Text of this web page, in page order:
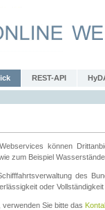
REST-API
können
zum Beispiel
des
oder
Sie bitte das